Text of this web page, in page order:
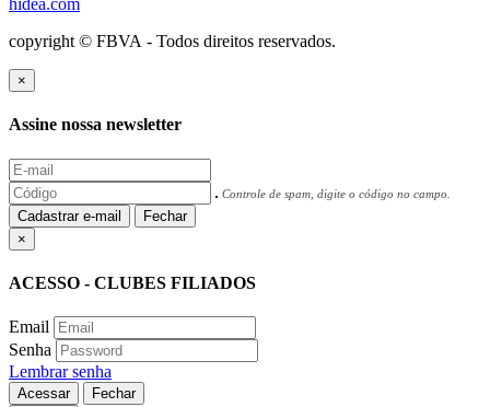
hidea.com
copyright © FBVA - Todos direitos reservados.
×
Assine nossa newsletter
Controle de spam, digite o código no campo.
Cadastrar e-mail
Fechar
×
ACESSO - CLUBES FILIADOS
Email
Senha
Lembrar senha
Acessar
Fechar